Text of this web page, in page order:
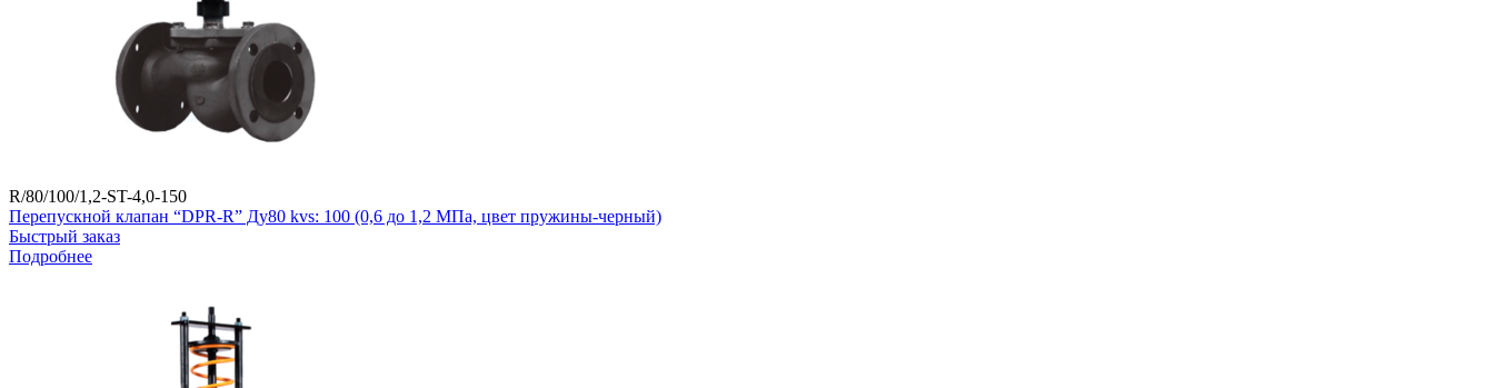
R/80/100/1,2-ST-4,0-150
Перепускной клапан “DPR-R” Ду80 kvs: 100 (0,6 до 1,2 МПа, цвет пружины-черный)
Быстрый заказ
Подробнее